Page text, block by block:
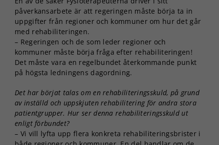
påverkansarbete är att regeringen måste börja ta in
uppgifter från regioner och kommuner om hur det går
med rehabiliteringen.
– Regeringen och de som leder regioner och
kommuner måste börja fråga efter rehabiliteringen!
Det måste vara en regelbundet återkommande punkt
på högsta ledningens dagordning.
Det har börjat talas om en rehabiliteringsskuld, på grund
av inställd och uppskjuten rehabilitering för andra stora
patientgrupper. Hur ser denna rehabiliteringsskuld ut
enligt förbundet?
– Vi vill lyfta upp flera konkreta rehabiliteringsbrister i